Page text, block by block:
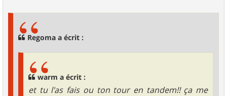
Regoma a écrit :
warm a écrit :
et tu l'as fais ou ton tour en tandem!! ça me